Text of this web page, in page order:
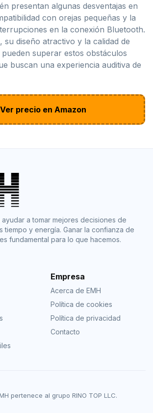
presentan algunas desventajas en
con orejas pequeñas y la
en la conexión Bluetooth.
su diseño atractivo y la calidad de
superar estos obstáculos
buscan una experiencia auditiva de
Ver precio en Amazon
ayudar a tomar mejores decisiones de
tiempo y energía. Ganar la confianza de
fundamental para lo que hacemos.
Empresa
Acerca de EMH
Política de cookies
Política de privacidad
Contacto
pertenece al grupo RINO TOP LLC.